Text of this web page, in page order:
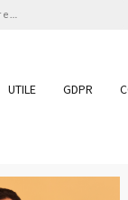
UTILE GDPR